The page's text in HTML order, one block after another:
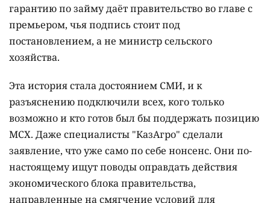
гарантию по займу даёт правительство во главе с
премьером, чья подпись стоит под
постановлением, а не министр сельского
хозяйства.
Эта история стала достоянием СМИ, и к
разъяснению подключили всех, кого только
возможно и кто готов был бы поддержать позицию
МСХ. Даже специалисты "КазАгро" сделали
заявление, что уже само по себе нонсенс. Они по-
настоящему ищут поводы оправдать действия
экономического блока правительства,
направленные на смягчение условий для